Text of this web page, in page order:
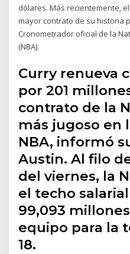
dólares. Más recientemente,
mayor contrato de su historia
Cronometrador oficial de la
(NBA).
Curry renueva
por 201
contrato de la
más jugoso en
NBA, informó
Austin. Al filo
del viernes, la
el techo
99,093
equipo para la
18.